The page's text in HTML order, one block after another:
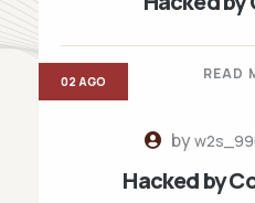
READ
by
Hacked by
02 AGO